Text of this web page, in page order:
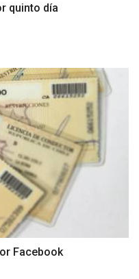
quinto día
Facebook